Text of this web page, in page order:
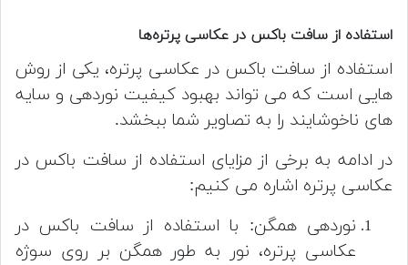
استفاده از سافت باکس در عکاسی پرتره‌ها
استفاده از سافت باکس در عکاسی پرتره، یکی از روش
هایی است که می تواند بهبود کیفیت نوردهی و سایه
های ناخوشایند را به تصاویر شما ببخشد.
در ادامه به برخی از مزایای استفاده از سافت باکس در
عکاسی پرتره اشاره می کنیم:
نوردهی همگن: با استفاده از سافت باکس در
عکاسی پرتره، نور به طور همگن بر روی سوژه